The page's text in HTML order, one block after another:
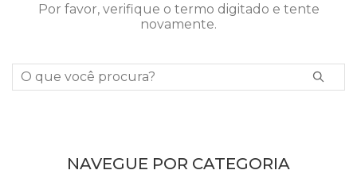
Por favor, verifique o termo digitado e tente
novamente.
O que você procura?
NAVEGUE POR CATEGORIA